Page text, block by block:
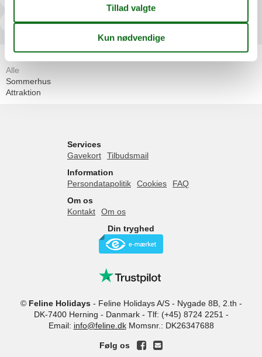
>>
Artikeltyper
Alle
Sommerhus
Attraktion
Services
Gavekort
Tilbudsmail
Information
Persondatapolitik
Cookies
FAQ
Om os
Kontakt
Om os
Din tryghed
© Feline Holidays- Feline Holidays A/S- Nygade 8B, 2.th -
DK-7400 Herning - Danmark - Tlf: (+45) 8724 2251 -
Email: info@feline.dk Momsnr.: DK26347688
Følg os